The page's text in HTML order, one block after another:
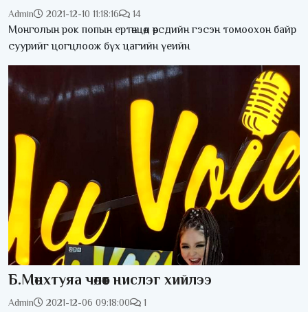
Admin 2021-12-10 11:18:16 14
Монголын рок попын ертөнцөд өөрсдийн гэсэн томоохон байр
суурийг цогцлоож бүх цагийн үеийн
Б.Мөнхтуяа чөлөөт нислэг хийлээ
Admin 2021-12-06 09:18:00 1